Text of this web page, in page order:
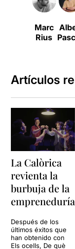
Marc
Rius
Artículos
La Calòrica
revienta la
burbuja de la
empreneduría
Después de los
últimos éxitos que
han obtenido con
Els ocells, De què